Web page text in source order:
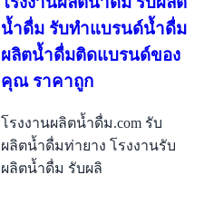
น้ำดื่ม รับทำแบรนด์น้ำดื่ม
ผลิตน้ำดื่มติดแบรนด์ของ
คุณ ราคาถูก
โรงงานผลิตน้ำดื่ม.com รับ
ผลิตน้ำดื่มท่ายาง โรงงานรับ
ผลิตน้ำดื่ม รับผลิ